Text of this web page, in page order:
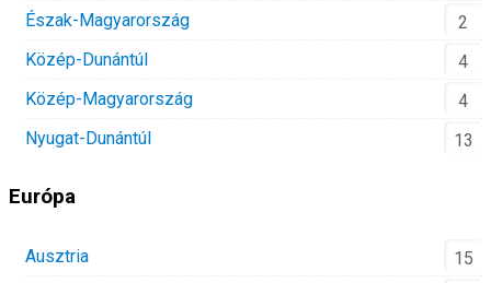
Észak-Magyarország
2
Közép-Dunántúl
4
Közép-Magyarország
4
Nyugat-Dunántúl
13
Európa
Ausztria
15